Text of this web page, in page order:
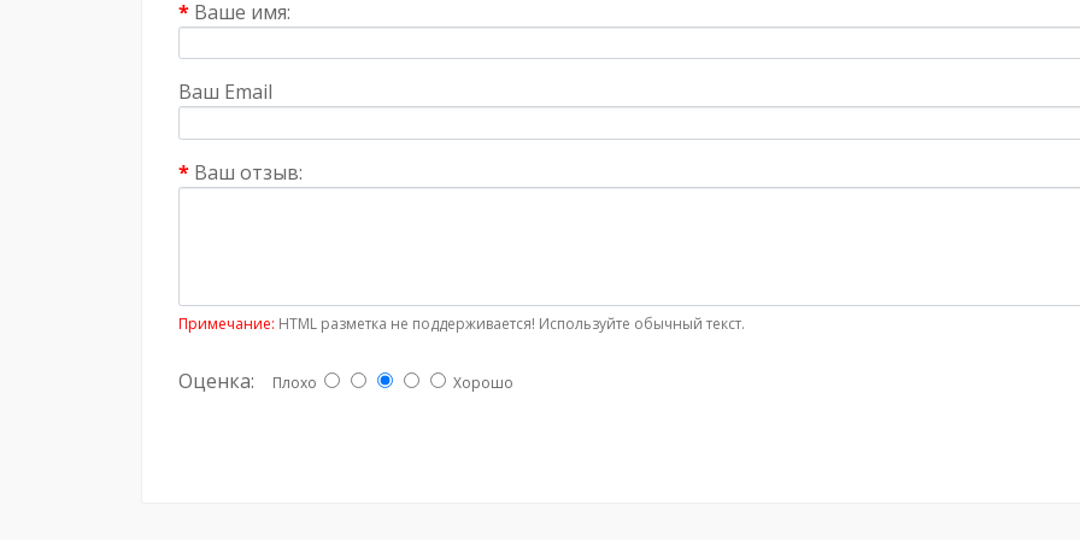
Ваше имя:
Ваш Email
Ваш отзыв:
Примечание: HTML разметка не поддерживается! Используйте обычный текст.
Оценка: Плохо Хорошо